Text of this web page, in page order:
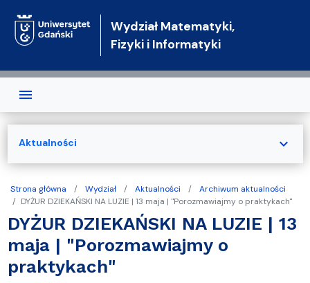
Wydział Matematyki,
Fizyki i Informatyki
Strona główna Wydział Aktualności
Archiwum aktualności
DYŻUR DZIEKAŃSKI NA LUZIE | 13 maja | "Porozmawiajmy o praktykach"
DYŻUR DZIEKAŃSKI NA LUZIE | 13
maja | "Porozmawiajmy o
praktykach"
Aktualności expand_more